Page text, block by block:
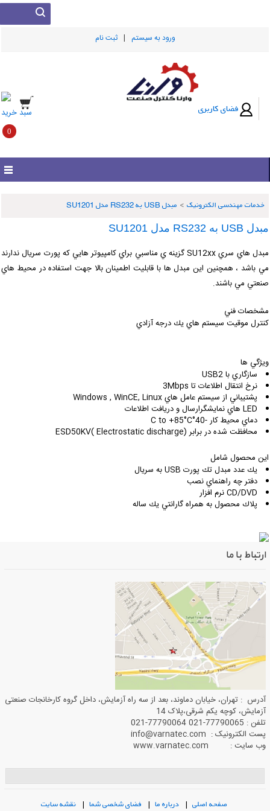
ورود به سيستم| ثبت نام
فضای کاربری سبد خرید
0
خدمات مهندسی الکترونیک> مبدل USB به RS232 مدل SU1201
مبدل USB به RS232 مدل SU1201
مبدل هاي سري SU12xx گزينه ي مناسبي براي كامپيوتر هايي كه پورت سريال ندارند
مي باشد ، همچنين اين مبدل ها با قابليت اطمينان بالا جهت استفاده در محيط هاي
صنعتي مي باشند.
مشخصات فني
كنترل موقيت سيستم هاي يك درجه آزادي
ويژگي ها
سازگاري با USB2
نرخ انتقال اطلاعات تا 3Mbps
پشتيباني از سيستم عامل هاي Windows , WinCE, Linux
LED هاي نمايشگرارسال و دريافت اطلاعات
دماي محيط كار -40°C to +85°C
محافظت شده در برابر (Electrostatic discharge )ESD50KV
اين محصول شامل
يك عدد مبدل تك پورت USB به سريال
دفتر چه راهنماي نصب
CD/DVD نرم افزار
پلاك محصول به همراه گارانتي يك ساله
ارتباط با ما
آدرس : تهران، خیابان دماوند، بعد از سه راه آزمایش، داخل گروه کارخانجات صنعتی
آزمایش، کوچه یکم شرقی،پلاک 14
تلفن : 77790065-021 77790064-021
پست الکترونیک : info@varnatec.com
وب سایت : www.varnatec.com
صفحه اصلی| درباره ما| فضای شخصی شما| نقشه سایت